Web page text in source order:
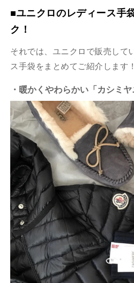
■ユニクロのレディース手
ク！
それでは、ユニクロで販売して
ス手袋をまとめてご紹介します！
・暖かくやわらかい「カシミヤ